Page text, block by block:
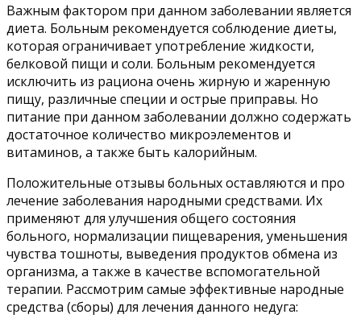
Важным фактором при данном заболевании является
диета. Больным рекомендуется соблюдение диеты,
которая ограничивает употребление жидкости,
белковой пищи и соли. Больным рекомендуется
исключить из рациона очень жирную и жаренную
пищу, различные специи и острые приправы. Но
питание при данном заболевании должно содержать
достаточное количество микроэлементов и
витаминов, а также быть калорийным.
Положительные отзывы больных оставляются и про
лечение заболевания народными средствами. Их
применяют для улучшения общего состояния
больного, нормализации пищеварения, уменьшения
чувства тошноты, выведения продуктов обмена из
организма, а также в качестве вспомогательной
терапии. Рассмотрим самые эффективные народные
средства (сборы) для лечения данного недуга: